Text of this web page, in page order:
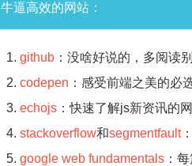
牛逼高效的网站：
github ：没啥好说的，多阅读
codepen ：感受前端之美的必
echojs ：快速了解js新资讯的
stackoverflow和segmentfault
google web fundamentals ：